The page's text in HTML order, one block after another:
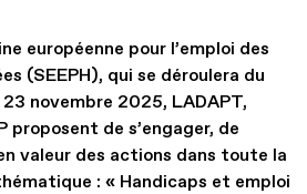
européenne pour l’emploi des
(SEEPH), qui se déroulera du
novembre 2025, LADAPT,
proposent de s’engager, de
valeur des actions dans toute la
: « Handicaps et emploi